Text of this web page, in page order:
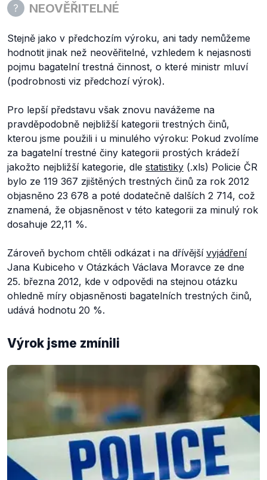
NEOVĚŘITELNÉ
Stejně jako v předchozím výroku, ani tady nemůžeme
hodnotit jinak než neověřitelné, vzhledem k nejasnosti
pojmu bagatelní trestná činnost, o které ministr mluví
(podrobnosti viz předchozí výrok).
Pro lepší představu však znovu navážeme na
pravděpodobně nejbližší kategorii trestných činů,
kterou jsme použili i u minulého výroku: Pokud zvolíme
za bagatelní trestné činy kategorii prostých krádeží
jakožto nejbližší kategorie, dle statistiky (.xls) Policie ČR
bylo ze 119 367 zjištěných trestných činů za rok 2012
objasněno 23 678 a poté dodatečně dalších 2 714, což
znamená, že objasněnost v této kategorii za minulý rok
dosahuje 22,11 %.
Zároveň bychom chtěli odkázat i na dřívější vyjádření
Jana Kubiceho v Otázkách Václava Moravce ze dne
25. března 2012, kde v odpovědi na stejnou otázku
ohledně míry objasněnosti bagatelních trestných činů,
udává hodnotu 20 %.
Výrok jsme zmínili